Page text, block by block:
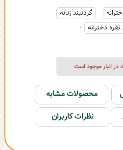
- گردنبند زنانه -
نقره دخترانه -
در انبار موجود است
محصولات مشابه
نظرات کاربران